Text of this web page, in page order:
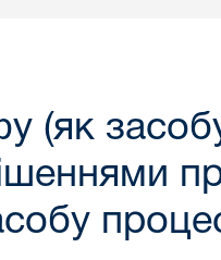
(як